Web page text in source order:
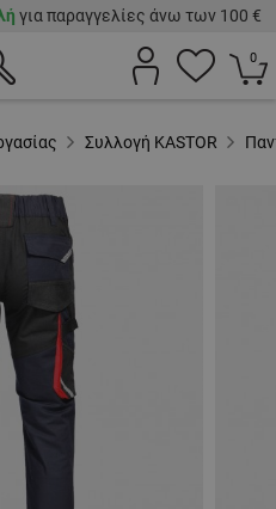
για παραγγελίες άνω των 100 €
0
Συλλογή KASTOR